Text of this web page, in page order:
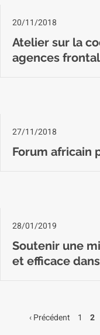
20/11/2018
Atelier sur la
agences
27/11/2018
Forum africain
28/01/2019
Soutenir une
et efficace
Page
‹ Précédent Page
1 2